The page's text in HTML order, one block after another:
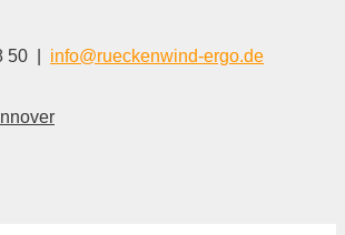
50 | info@rueckenwind-ergo.de